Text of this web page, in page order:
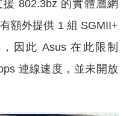
802.3bz 的實體層網
額外提供 1 組 SGMII+
因此 Asus 在此限制
連線速度，並未開放